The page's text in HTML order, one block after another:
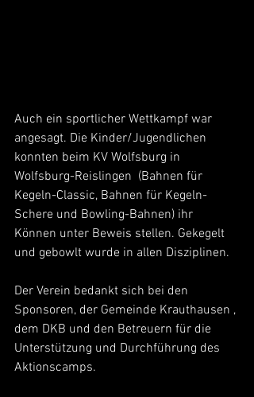
Auch ein sportlicher Wettkampf war
angesagt. Die Kinder/Jugendlichen
konnten beim KV Wolfsburg in
Wolfsburg-Reislingen  (Bahnen für
Kegeln-Classic, Bahnen für Kegeln-
Schere und Bowling-Bahnen) ihr
Können unter Beweis stellen. Gekegelt
und gebowlt wurde in allen Disziplinen.
Der Verein bedankt sich bei den
Sponsoren, der Gemeinde Krauthausen ,
dem DKB und den Betreuern für die
Unterstützung und Durchführung des
Aktionscamps.